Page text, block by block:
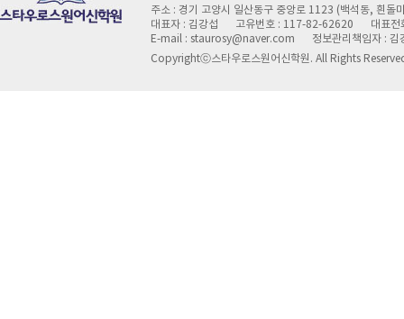
주소 : 경기 고양시 일산동구 중앙로 1123 (백석동, 흰돌
대표자 : 김강섭
고유번호 : 117-82-62620
대표
E-mail : staurosy@naver.com
정보관리책임자 : 김
Copyrightⓒ스타우로스원어신학원. All Rights